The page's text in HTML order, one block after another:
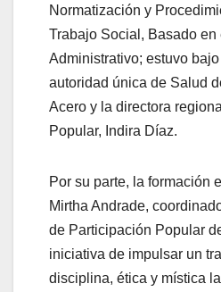
Normatización y
Trabajo Social, Basado en
Administrativo; estuvo
autoridad única de Salud
Acero y la directora
Popular, Indira Díaz.
Por su parte, la formación
Mirtha Andrade,
de Participación Popular
iniciativa de impulsar un
disciplina, ética y mística